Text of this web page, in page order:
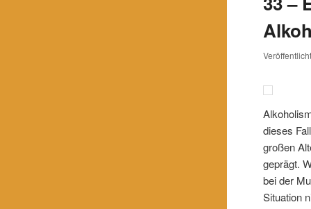
dieses
großen
geprägt.
bei der
Situation